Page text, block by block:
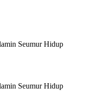
Seumur Hidup
Seumur Hidup